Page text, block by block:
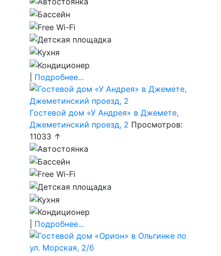
Подробнее...
Гостевой дом «У Андрея» в Джемете,
Джеметинский проезд, 2 Просмотров:
11033 ↑
Подробнее...